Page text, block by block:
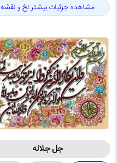
مشاهده جزئیات بیشتر نخ و نقشه
جل جلاله